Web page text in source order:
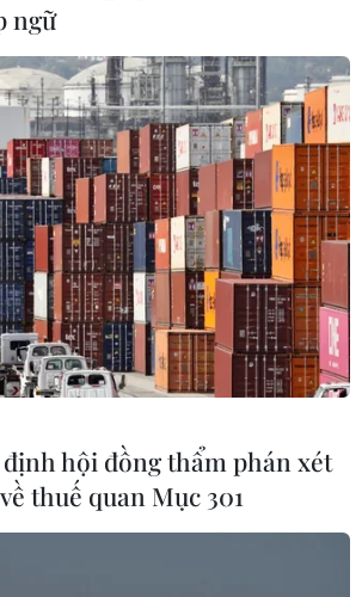
tham gia công tác trong
xã từ năm 2016 đến nay, gia
khó khăn của xã An Đức./.
(TTXVN/Vietnam+)
ngữ
hội đồng thẩm phán xét
thuế quan Mục 301